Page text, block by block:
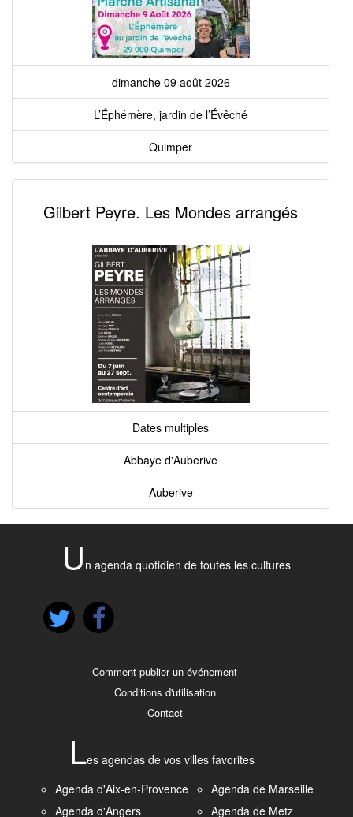
dimanche 09 août 2026
L’Éphémère, jardin de l’Évêché
Quimper
Gilbert Peyre. Les Mondes arrangés
Dates multiples
Abbaye d'Auberive
Auberive
U n agenda quotidien de toutes les cultures
Comment publier un événement
Conditions d'utilisation
Contact
Les agendas de vos villes favorites
Agenda d'Aix-en-Provence
Agenda d'Angers
Agenda de Marseille
Agenda de Metz